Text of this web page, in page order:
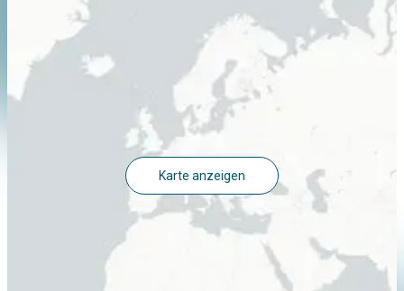
Karte anzeigen